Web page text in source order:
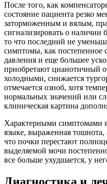
После того, как
состояние пациента резко
заторможенным и вялым,
сигнализировать о наличии
то что последний не
симптомы, как постепенное
давления и еще большее
приобретают цианотичный
холодными, снижается
отмечается озноб, хотя
нормальных значений или
клиническая картина
Характерными симптомами
языке, выраженная тошнота,
что почки перестают
выделяемой мочи
все больше ухудшается, у